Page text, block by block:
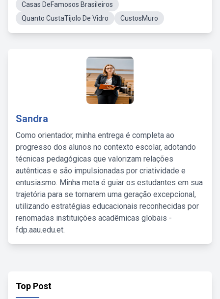
Casas DeFamosos Brasileiros
Quanto CustaTijolo De Vidro
CustosMuro
Sandra
Como orientador, minha entrega é completa ao
progresso dos alunos no contexto escolar, adotando
técnicas pedagógicas que valorizam relações
autênticas e são impulsionadas por criatividade e
entusiasmo. Minha meta é guiar os estudantes em sua
trajetória para se tornarem uma geração excepcional,
utilizando estratégias educacionais reconhecidas por
renomadas instituições acadêmicas globais -
fdp.aau.edu.et.
Top Post